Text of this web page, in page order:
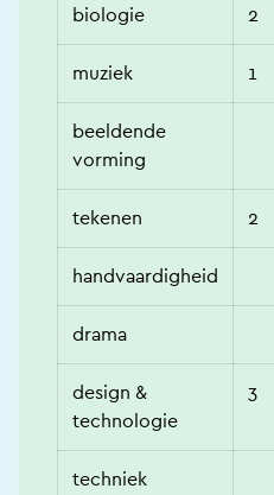
biologie 2
muziek 1
beeldende
vorming
tekenen 2
handvaardigheid
drama
design &
technologie
3
techniek